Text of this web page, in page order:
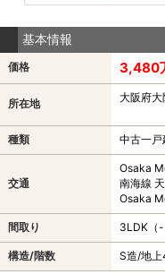
基本情報
価格 3,480
所在地 大阪府大
種類 中古一戸
交通
Osaka
南海線
Osaka
間取り 3LDK（-
構造/階数 S造/地